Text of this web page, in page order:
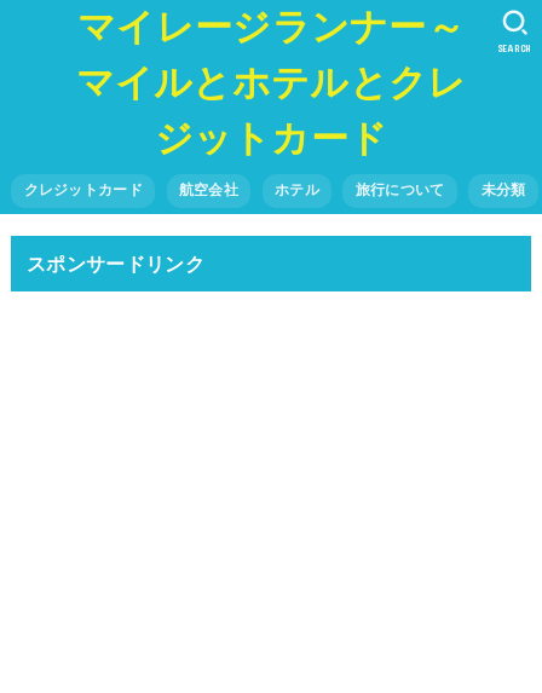
マイレージランナー～
マイルとホテルとクレ
ジットカード
クレジットカード 航空会社 ホテル 旅行について 未分類
SEARCH
スポンサードリンク